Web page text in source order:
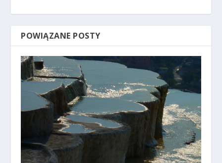
POWIĄZANE POSTY